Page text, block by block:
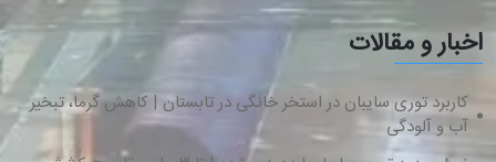
اخبار و مقالات
کاربرد توری سایبان در استخر خانگی در تابستان | کاهش گرما، تبخیر
آب و آلودگی